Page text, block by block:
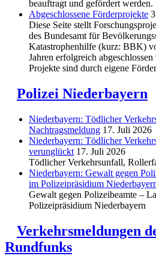
beauftragt und gefördert werden.
Abgeschlos­sene Förderprojekte
Diese Seite stellt
des Bundesamt für
Katastrophenhilfe (kurz: BBK)
Jahren erfolgreich
Projekte sind durch eigene
Polizei Niederbayern
Niederbayern: Tödlicher
Nachtragsmeldung 17. Juli 2026
Niederbayern: Tödlicher
verunglückt 17. Juli 2026
Tödlicher Verkehrsunfall,
Niederbayern: Gewalt gegen
im Polizeipräsidium
Gewalt gegen Polizeibeamte –
Polizeipräsidium Niederbayern
Verkehrsmeldungen
Rundfunks